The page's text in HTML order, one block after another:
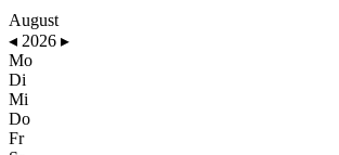
August
◂ 2026 ▸
Mo
Di
Mi
Do
Fr